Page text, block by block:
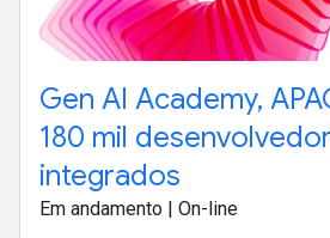
Gen AI Academy,
180 mil
integrados
Em andamento | On-line